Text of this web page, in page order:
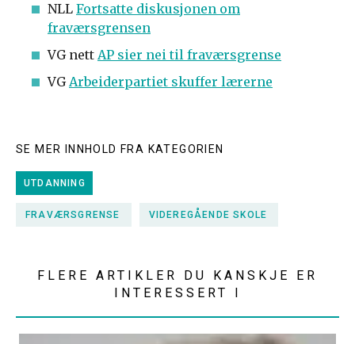
NLL Fortsatte diskusjonen om
fraværsgrensen
VG nett AP sier nei til fraværsgrense
VGArbeiderpartiet skuffer lærerne
SE MER INNHOLD FRA KATEGORIEN
UTDANNING
FRAVÆRSGRENSE VIDEREGÅENDE SKOLE
FLERE ARTIKLER DU KANSKJE ER
INTERESSERT I